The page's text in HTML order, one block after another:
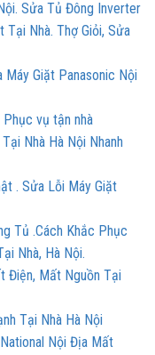
Sửa Tủ Đông Inverter
Tại Nhà. Thợ Giỏi, Sửa
Giặt Panasonic Nội
vụ tận nhà
Nhà Hà Nội Nhanh
. Sửa Lỗi Máy Giặt
Tủ .Cách Khắc Phục
Nhà, Hà Nội.
Điện, Mất Nguồn Tại
Tại Nhà Hà Nội
Nội Địa Mất